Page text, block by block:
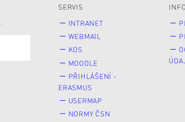
SERVIS
INTRANET
WEBMAIL
KOS
MOODLE
PŘIHLÁŠENÍ -
ERASMUS
USERMAP
NORMY ČSN